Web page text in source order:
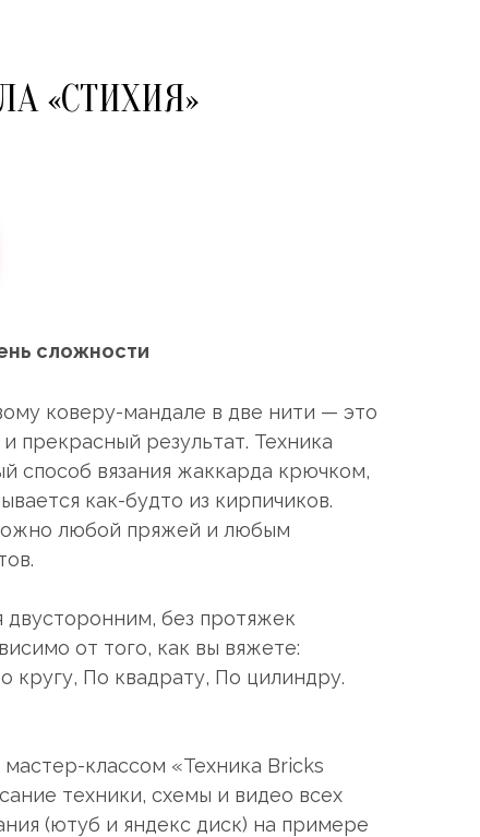
«СТИХИЯ»
сложности
коверу-мандале в две нити — это
прекрасный результат. Техника
способ вязания жаккарда крючком,
как-будто из кирпичиков.
любой пряжей и любым
двусторонним, без протяжек
от того, как вы вяжете:
кругу, По квадрату, По цилиндру.
классом «Техника Bricks
техники, схемы и видео всех
(ютуб и яндекс диск) на примере